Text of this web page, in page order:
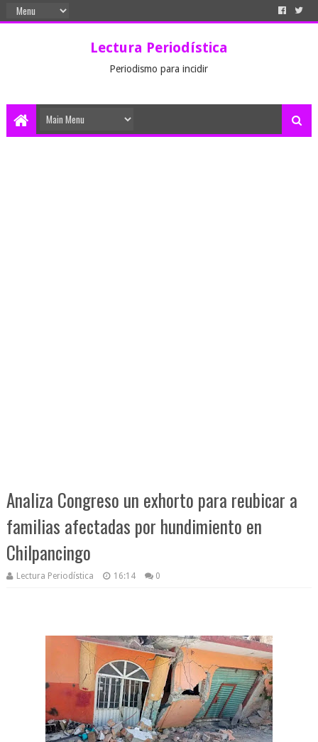
Lectura Periodística
Periodismo para incidir
Analiza Congreso un exhorto para reubicar a
familias afectadas por hundimiento en
Chilpancingo
Lectura Periodística 16:14 0